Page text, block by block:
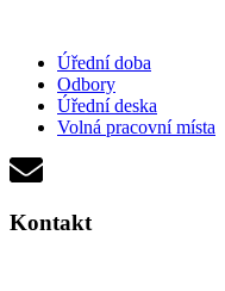
Úřední doba
Odbory
Úřední deska
Volná pracovní místa
Kontakt